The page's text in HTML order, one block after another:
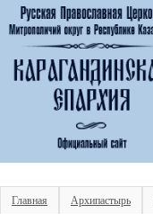
Главная Архипастырь